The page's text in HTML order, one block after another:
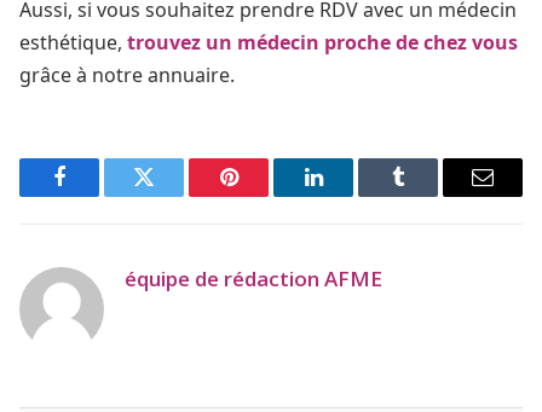
Aussi, si vous souhaitez prendre RDV avec un médecin
esthétique, trouvez un médecin proche de chez vous
grâce à notre annuaire.
FacebookTwitter Pinterest LinkedIn Tumblr Email
équipe de rédaction AFME